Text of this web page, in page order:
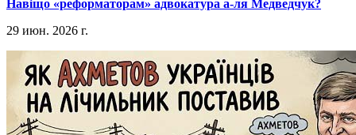
​Навіщо «реформаторам» адвокатура а-ля Медведчук?
29 июн. 2026 г.